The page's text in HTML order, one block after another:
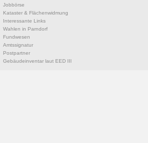
Jobbörse
Kataster & Flächenwidmung
Interessante Links
Wahlen in Parndorf
Fundwesen
Amtssignatur
Postpartner
Gebäudeinventar laut EED III